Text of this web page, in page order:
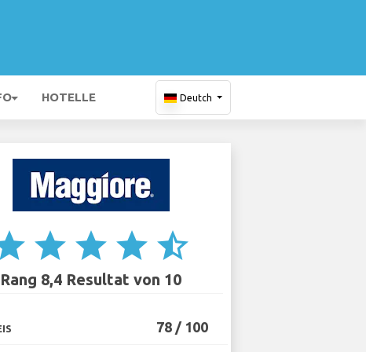
HOTELLE Deutch
star star star star_half
Rang 8,4 Resultat von 10
78 / 100